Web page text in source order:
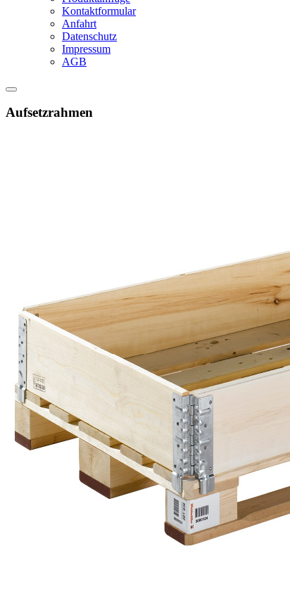
Kontaktformular
Anfahrt
Datenschutz
Impressum
AGB
Aufsetzrahmen